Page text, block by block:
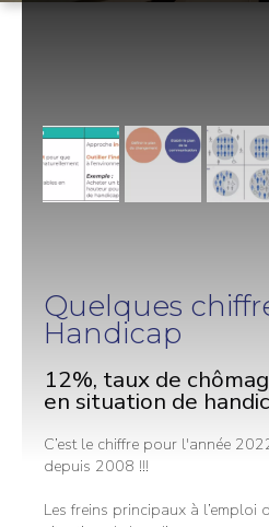
Quelques
Handicap
12%, taux de
en situation de
C’est le chiffre pour l'année
depuis 2008 !!!
Les freins principaux à l’emploi